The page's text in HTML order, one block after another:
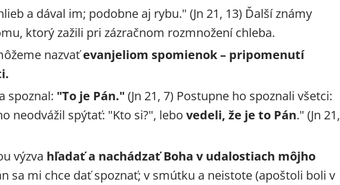
a dával im; podobne aj rybu." (Jn 21, 13) Ďalší známy
ktorý zažili pri zázračnom rozmnožení chleba.
nazvaťevanjeliom spomienok – pripomenutí
spoznal: "To je Pán." (Jn 21, 7) Postupne ho spoznali všetci:
neodvážil spýtať: "Kto si?", lebo vedeli, že je to Pán." (Jn 21,
výzva hľadať a nachádzať Boha v udalostiach môjho
sa mi chce dať spoznať; v smútku a neistote (apoštoli boli v